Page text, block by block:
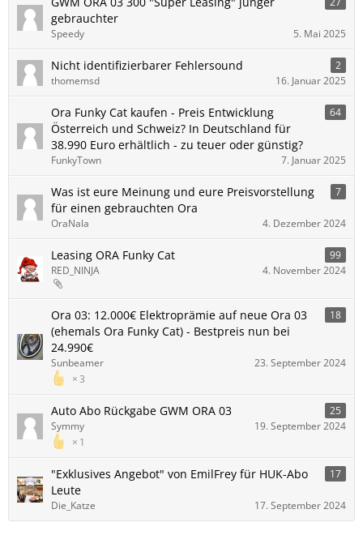
gebrauchter
Speedy 5. Mai 2025
Nicht identifizierbarer Fehlersound
2
thomemsd
16. Januar 2025
Ora Funky Cat kaufen - Preis Entwicklung
Österreich und Schweiz? In Deutschland für
38.990 Euro erhältlich - zu teuer oder günstig?
64
FunkyTown 7. Januar 2025
Was ist eure Meinung und eure Preisvorstellung
für einen gebrauchten Ora
7
OraNala 4. Dezember 2024
Leasing ORA Funky Cat
99
RED_NINJA
4. November 2024
Ora 03: 12.000€ Elektroprämie auf neue Ora 03
(ehemals Ora Funky Cat) - Bestpreis nun bei
24.990€
18
3
Sunbeamer 23. September 2024
Auto Abo Rückgabe GWM ORA 03 25
1
Symmy 19. September 2024
"Exklusives Angebot" von EmilFrey für HUK-Abo
Leute
17
Die_Katze 17. September 2024